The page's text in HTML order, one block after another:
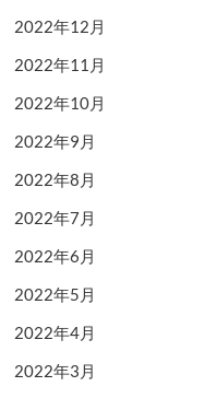
2022年12月
2022年11月
2022年10月
2022年9月
2022年8月
2022年7月
2022年6月
2022年5月
2022年4月
2022年3月